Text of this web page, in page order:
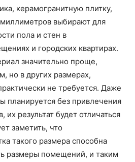
керамогранитную плитку,
выбирают для
пола и стен в
и городских квартирах.
значительно проще,
но в других размерах,
не требуется. Даже
планируется без привлечения
результат будет отличаться
заметить, что
такого размера способна
размеры помещений, и таким